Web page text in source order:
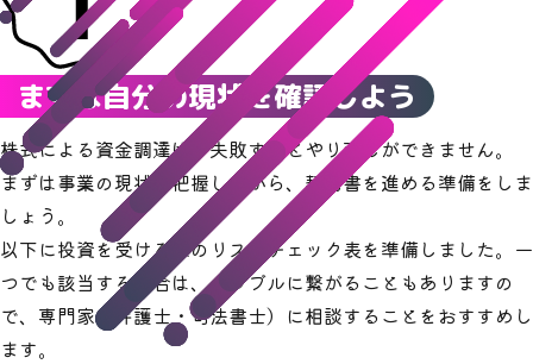
まずは自分の現状を確認しよう
株式による資金調達は、失敗するとやり直しができません。
まずは事業の現状を把握しながら、契約書を進める準備をしま
しょう。
以下に投資を受ける際のリスクチェック表を準備しました。一
つでも該当する場合は、トラブルに繋がることもありますの
で、専門家（弁護士・司法書士）に相談することをおすすめし
ます。